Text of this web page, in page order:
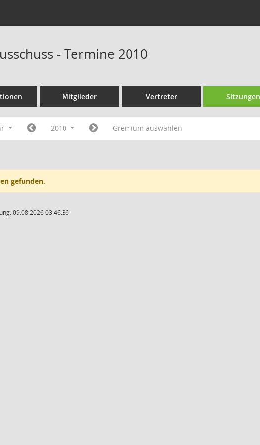
- Termine 2010
Mitglieder Vertreter Sitzungen
2010 Gremium auswählen
gefunden.
09.08.2026 03:46:36